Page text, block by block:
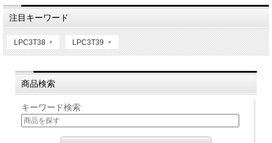
注目キーワード
LPC3T38 LPC3T39
商品検索
キーワード検索